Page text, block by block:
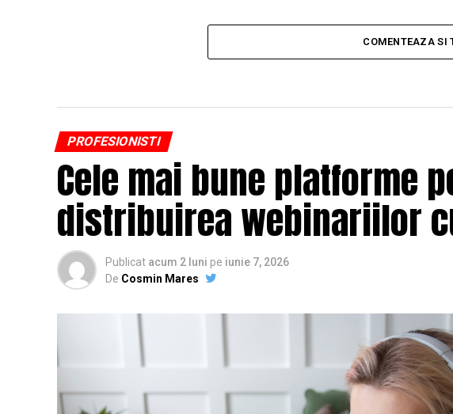
COMENTEAZA SI
PROFESIONISTI
Cele mai bune platforme
distribuirea webinariilor
Publicat acum 2 luni pe iunie 7, 2026
De Cosmin Mares